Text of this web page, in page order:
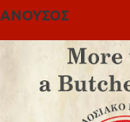
ΑΝΟΥΣΟΣ